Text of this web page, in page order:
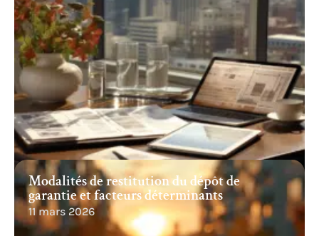
Modalités de restitution du dépôt de
garantie et facteurs déterminants
11 mars 2026